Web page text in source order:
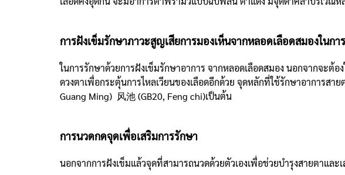
การฝังเข็มรักษาภาวะสูญเสียการมองเห็นจากหลอดเลือดสมองในก
ในการรักษาด้วยการฝังเข็มรักษาอาการ จากหลอดเลือดสมอง นอกจากจะต้
ดวงตาเพื่อกระตุ้นการไหลเวียนของเลือดอีกด้วย จุดหลักที่ใช้รักษาอาการส
Guang Ming) 风池 (GB20, Feng chi)เป็นต้น
การนวดกดจุดเพื่อเสริมการรักษา
นอกจากการฝังเข็มแล้วจุดที่สามารถนวดด้วยตัวเองเพื่อช่วยบำรุงสายตาและ